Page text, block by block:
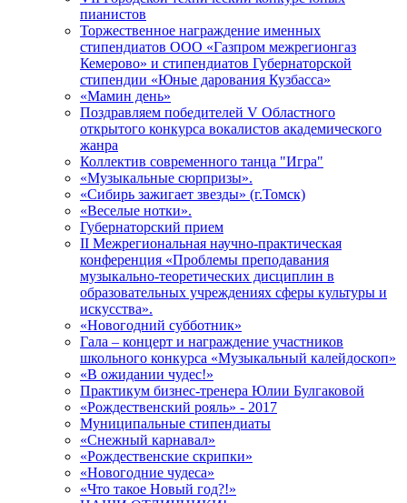
пианистов
Торжественное награждение именных
стипендиатов ООО «Газпром межрегионгаз
Кемерово» и стипендиатов Губернаторской
стипендии «Юные дарования Кузбасса»
«Мамин день»
Поздравляем победителей V Областного
открытого конкурса вокалистов академического
жанра
Коллектив современного танца "Игра"
«Музыкальные сюрпризы».
«Сибирь зажигает звезды» (г.Томск)
«Веселые нотки».
Губернаторский прием
II Межрегиональная научно-практическая
конференция «Проблемы преподавания
музыкально-теоретических дисциплин в
образовательных учреждениях сферы культуры и
искусства».
«Новогодний субботник»
Гала – концерт и награждение участников
школьного конкурса «Музыкальный калейдоскоп»
«В ожидании чудес!»
Практикум бизнес-тренера Юлии Булгаковой
«Рождественский рояль» - 2017
Муниципальные стипендиаты
«Снежный карнавал»
«Рождественские скрипки»
«Новогодние чудеса»
«Что такое Новый год?!»